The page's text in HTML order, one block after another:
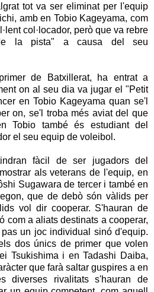
tot va ser eliminat per l'equip
amb en Tobio Kageyama, com
col·locador, però que va rebre
la pista" a causa del seu
de Batxillerat, ha entrat a
on al seu dia va jugar el "Petit
en Tobio Kageyama quan se'l
on, se'l troba més aviat del que
Tobio també és estudiant del
el seu equip de voleibol.
fàcil de ser jugadors del
als veterans de l'equip, en
Sugawara de tercer i també en
que de debò són vàlids per
vol dir cooperar. S'hauran de
com a aliats destinats a cooperar,
un joc individual sinó d'equip.
dos únics de primer que volen
Tsukishima i en Tadashi Daiba,
que farà saltar guspires a en
diverses rivalitats s'hauran de